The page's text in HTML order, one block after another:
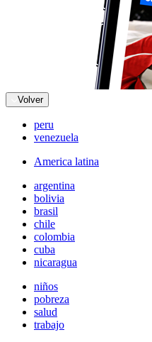
Volver
peru
venezuela
America latina
argentina
bolivia
brasil
chile
colombia
cuba
nicaragua
niños
pobreza
salud
trabajo